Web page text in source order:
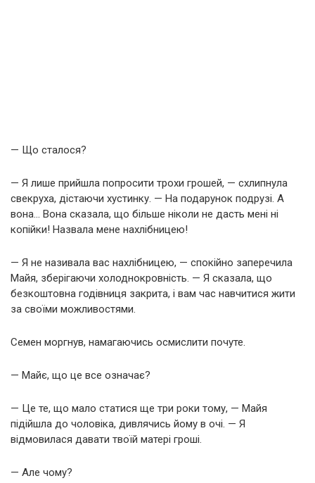
— Що сталося?
— Я лише прийшла попросити трохи грошей, — схлипнула
свекруха, дістаючи хустинку. — На подарунок подрузі. А
вона… Вона сказала, що більше ніколи не дасть мені ні
копійки! Назвала мене нахлібницею!
— Я не називала вас нахлібницею, — спокійно заперечила
Майя, зберігаючи холоднокровність. — Я сказала, що
безкоштовна годівниця закрита, і вам час навчитися жити
за своїми можливостями.
Семен моргнув, намагаючись осмислити почуте.
— Майє, що це все означає?
— Це те, що мало статися ще три роки тому, — Майя
підійшла до чоловіка, дивлячись йому в очі. — Я
відмовилася давати твоїй матері гроші.
— Але чому?